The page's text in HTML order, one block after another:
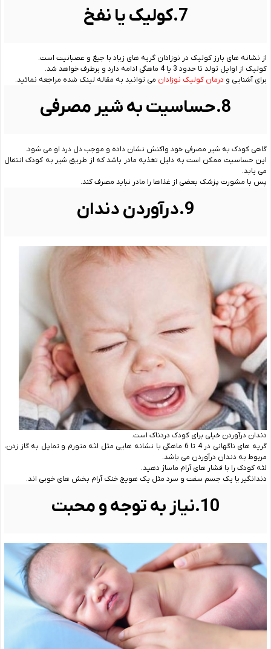
7.کولیک یا نفخ
از نشانه های بارز کولیک در نوزادان گریه های زیاد با جیغ و عصبانیت است.
کولیک از اوایل تولد تا حدود 3 یا 4 ماهگی ادامه دارد و برطرف خواهد شد.
برای آشنایی و درمان کولیک نوزادان می توانید به مقاله لینک شده مراجعه نمائید.
8.حساسیت به شیر مصرفی
گاهی کودک به شیر مصرفی خود واکنش نشان داده و موجب دل درد او می شود.
این حساسیت ممکن است به دلیل تغذیه مادر باشد که از طریق شیر به کودک انتقال
می یابد.
پس با مشورت پزشک بعضی از غذاها را مادر نباید مصرف کند.
9.درآوردن دندان
دندان درآوردن خیلی برای کودک دردناک است.
گریه های ناگهانی در 4 تا 6 ماهگی با نشانه هایی مثل لثه متورم و تمایل به گاز زدن،
مربوط به دندان درآوردن می باشد.
لثه کودک را با فشار های آرام ماساژ دهید.
دندانگیر یا یک جسم سفت و سرد مثل یک هویج خنک آرام بخش های خوبی اند.
10.نیاز به توجه و محبت